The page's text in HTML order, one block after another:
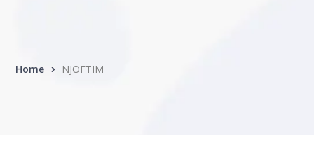
Home NJOFTIM